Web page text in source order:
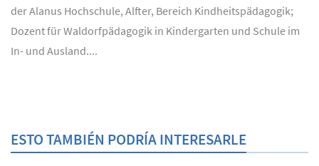
der Alanus Hochschule, Alfter, Bereich Kindheitspädagogik;
Dozent für Waldorfpädagogik in Kindergarten und Schule im
In- und Ausland....
ESTO TAMBIÉN PODRÍA INTERESARLE